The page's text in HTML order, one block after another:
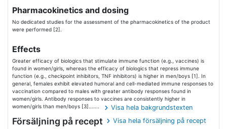
Pharmacokinetics and dosing
No dedicated studies for the assessment of the pharmacokinetics of the product
were performed [2].
Effects
Greater efficacy of biologics that stimulate immune function (e.g., vaccines) is
found in women/girls, whereas the efficacy of biologics that repress immune
function (e.g., checkpoint inhibitors, TNF inhibitors) is higher in men/boys [1]. In
general, females exhibit elevated humoral and cell-mediated immune responses to
vaccination compared to males with greater antibody responses found in
women/girls. Antibody responses to vaccines are consistently higher in
women/girls than men/boys [3].......
Visa hela bakgrundstexten
Försäljning på recept Visa hela försäljning på recept